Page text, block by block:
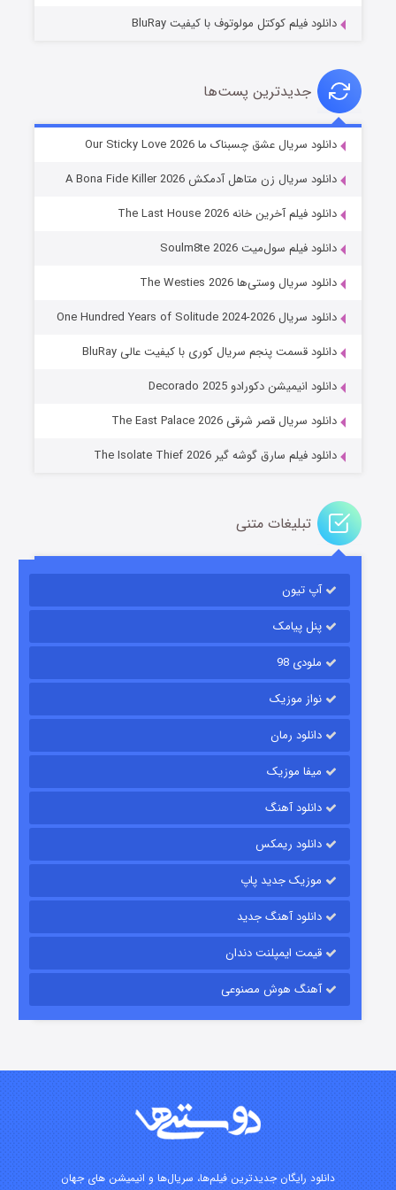
شوهر
عملیات آپارتمان
قسمت۲ (زیرنویس) منتشر شد
شکست استوارت در نجات جهان
قسمت
قسمت۷ (زیرنویس) منتشر شد
دانلود فیلم کوکتل مولوتوف با کیفیت BluRay
جدیدترین پست‌ها
دانلود سریال عشق چسبناک ما Our Sticky Love 2026
دانلود سریال زن متاهل آدمکش A Bona Fide Killer 2026
دانلود فیلم آخرین خانه The Last House 2026
دانلود فیلم سول‌میت Soulm8te 2026
دانلود سریال وستی‌ها The Westies 2026
دانلود سریال One Hundred Years of Solitude 2024-2026
دانلود قسمت پنجم سریال کوری با کیفیت عالی BluRay
دانلود انیمیشن دکورادو Decorado 2025
دانلود سریال قصر شرقی The East Palace 2026
دانلود فیلم سارق گوشه گیر The Isolate Thief 2026
تبلیغات متنی
آپ تیون
پنل پیامک
ملودی 98
نواز موزیک
دانلود رمان
میفا موزیک
دانلود آهنگ
دانلود ریمکس
موزیک جدید پاپ
دانلود آهنگ جدید
قیمت ایمپلنت دندان
آهنگ هوش مصنوعی
دانلود رایگان جدیدترین فیلم‌ها، سریال‌ها و انیمیشن های جهان